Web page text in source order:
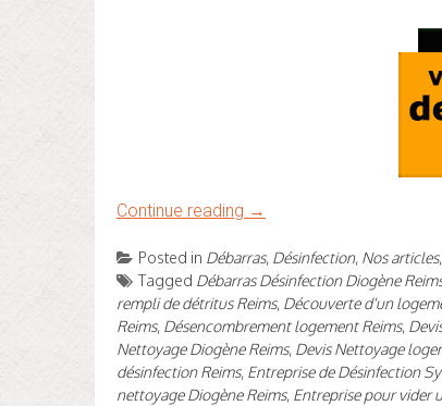
Continue reading →
Posted in Débarras, Désinfection, Nos articles,
Tagged Débarras Désinfection Diogène
rempli de détritus Reims, Découverte d'un
Reims, Désencombrement logement Reims,
Nettoyage Diogène Reims, Devis Nettoyage
désinfection Reims, Entreprise de Désinfection
nettoyage Diogène Reims, Entreprise pour vider